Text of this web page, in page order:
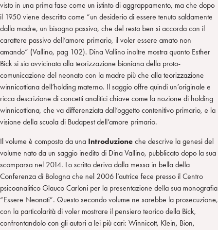
visto in una prima fase come un istinto di aggrappamento, ma che dopo
il 1950 viene descritto come “un desiderio di essere tenuto saldamente
dalla madre, un bisogno passivo, che del resto ben si accorda con il
carattere passivo dell’amore primario, il voler essere amato non
amando” (Vallino, pag 102). Dina Vallino inoltre mostra quanto Esther
Bick si sia avvicinata alla teorizzazione bioniana della proto-
comunicazione del neonato con la madre più che alla teorizzazione
winnicottiana dell’holding materno. Il saggio offre quindi un’originale e
ricca descrizione di concetti analitici chiave come la nozione di holding
winnicottiana, che va differenziata dall’oggetto contenitivo primario, e la
visione della scuola di Budapest dell’amore primario.
Il volume è composto da una Introduzione che descrive la genesi del
volume nato da un saggio inedito di Dina Vallino, pubblicato dopo la sua
scomparsa nel 2014. Lo scritto deriva dalla messa in bella della
Conferenza di Bologna che nel 2006 l’autrice fece presso il Centro
psicoanalitico Glauco Carloni per la presentazione della sua monografia
“Essere Neonati”. Questo secondo volume ne sarebbe la prosecuzione,
con la particolarità di voler mostrare il pensiero teorico della Bick,
confrontandolo con gli autori a lei più cari: Winnicott, Klein, Bion,